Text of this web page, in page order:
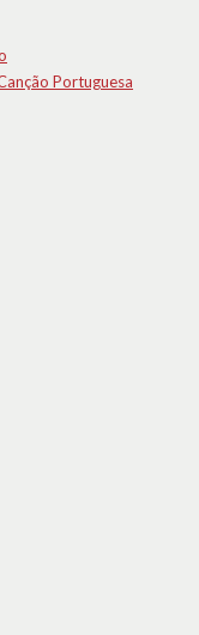
Portuguesa